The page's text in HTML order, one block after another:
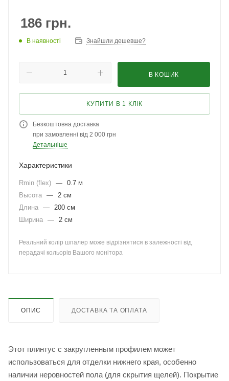
186 грн.
В наявності Знайшли дешевше?
В КОШИК
КУПИТИ В 1 КЛІК
Безкоштовна доставка
при замовленні від 2 000 грн
Детальніше
Характеристики
Rmin (flex) — 0.7 м
Высота — 2 см
Длина — 200 см
Ширина — 2 см
Реальний колір шпалер може відрізнятися в залежності від
перадачі кольорів Вашого монітора
ОПИС ДОСТАВКА ТА ОПЛАТА
Этот плинтус с закругленным профилем может
использоваться для отделки нижнего края, особенно
наличии неровностей пола (для скрытия щелей). Покрытие